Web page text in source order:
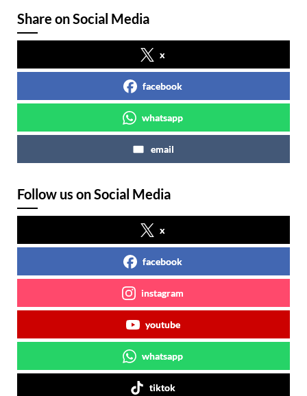
Share on Social Media
x
facebook
whatsapp
email
Follow us on Social Media
x
facebook
instagram
youtube
whatsapp
tiktok